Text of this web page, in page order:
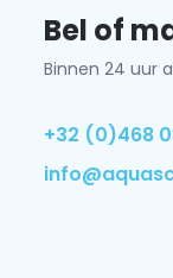
Bel of
Binnen 24 uur
+32 (0)468